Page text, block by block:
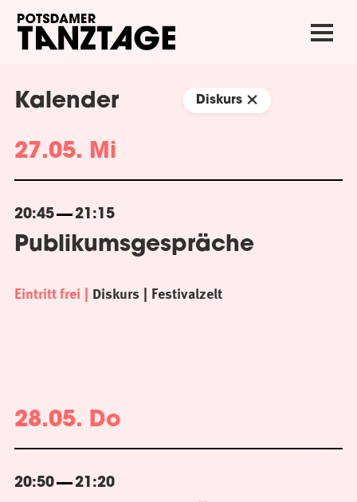
Kalender Diskurs
27.05. Mi
20:45 21:15
Publikumsgespräche
Eintritt frei Diskurs Festivalzelt
28.05. Do
20:50 21:20